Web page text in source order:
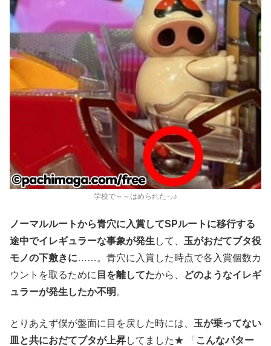
学校で～～はめられたっ♪
ノーマルルートから青穴に入賞してSPルートに移行する
途中でイレギュラーな事象が発生 して、 玉がおだてブタ役
モノの下敷きに……。青穴に入賞した時点で各入賞個数カ
ウントを取るために 目を離してたから、
どのようなイレギ
ュラーが発生したか不明 。
とりあえず僕が盤面に目を戻した時には、 玉が乗ってない
皿と共におだてブタが上昇してました★ 「 こんなパター